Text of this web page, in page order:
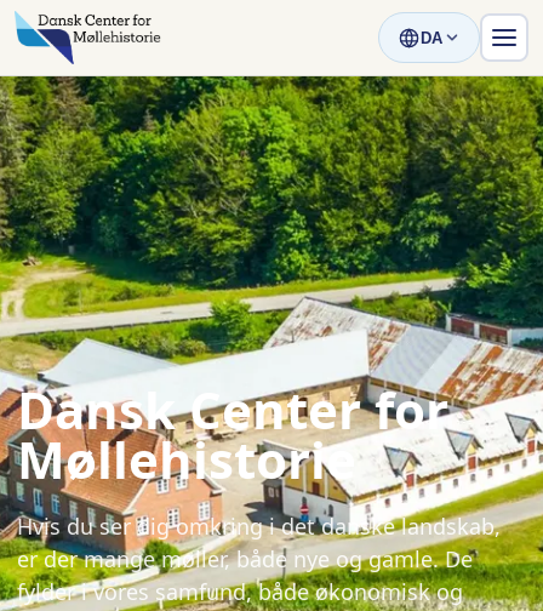
DA
Dansk Center for
Møllehistorie
Hvis du ser dig omkring i det danske landskab,
er der mange møller, både nye og gamle. De
fylder i vores samfund, både økonomisk og